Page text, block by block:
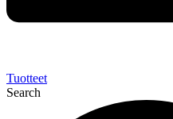
Tuotteet
Search